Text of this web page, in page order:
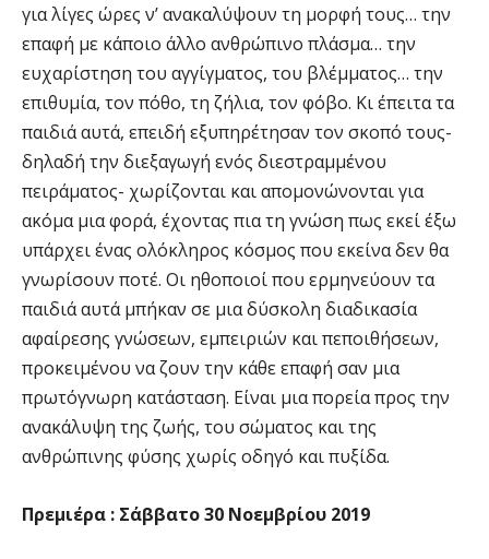
για λίγες ώρες ν’ ανακαλύψουν τη μορφή τους… την
επαφή με κάποιο άλλο ανθρώπινο πλάσμα… την
ευχαρίστηση του αγγίγματος, του βλέμματος… την
επιθυμία, τον πόθο, τη ζήλια, τον φόβο. Κι έπειτα τα
παιδιά αυτά, επειδή εξυπηρέτησαν τον σκοπό τους-
δηλαδή την διεξαγωγή ενός διεστραμμένου
πειράματος- χωρίζονται και απομονώνονται για
ακόμα μια φορά, έχοντας πια τη γνώση πως εκεί έξω
υπάρχει ένας ολόκληρος κόσμος που εκείνα δεν θα
γνωρίσουν ποτέ. Οι ηθοποιοί που ερμηνεύουν τα
παιδιά αυτά μπήκαν σε μια δύσκολη διαδικασία
αφαίρεσης γνώσεων, εμπειριών και πεποιθήσεων,
προκειμένου να ζουν την κάθε επαφή σαν μια
πρωτόγνωρη κατάσταση. Είναι μια πορεία προς την
ανακάλυψη της ζωής, του σώματος και της
ανθρώπινης φύσης χωρίς οδηγό και πυξίδα.
Πρεμιέρα : Σάββατο 30 Νοεμβρίου 2019